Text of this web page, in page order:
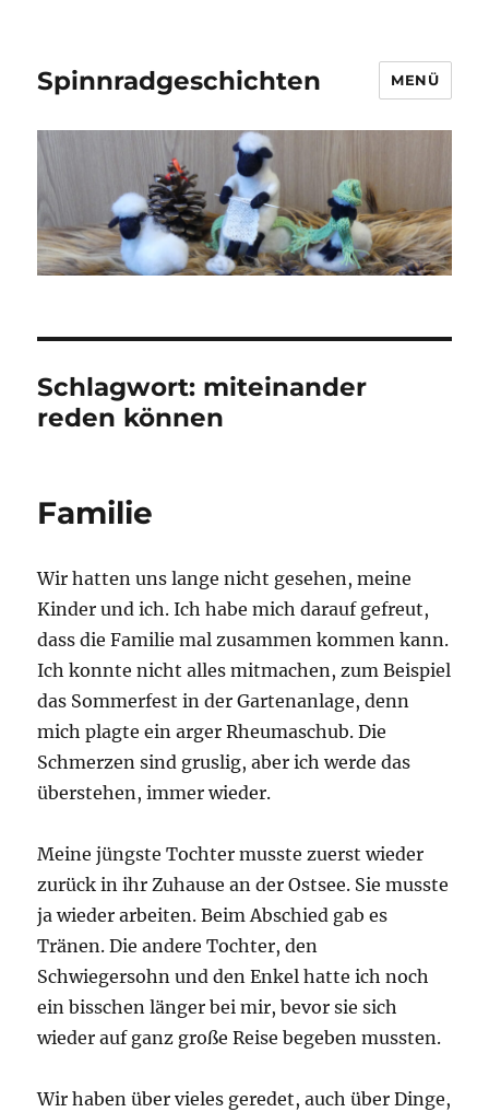
Spinnradgeschichten MENÜ
Schlagwort: miteinander
reden können
Familie
Wir hatten uns lange nicht gesehen, meine
Kinder und ich. Ich habe mich darauf gefreut,
dass die Familie mal zusammen kommen kann.
Ich konnte nicht alles mitmachen, zum Beispiel
das Sommerfest in der Gartenanlage, denn
mich plagte ein arger Rheumaschub. Die
Schmerzen sind gruslig, aber ich werde das
überstehen, immer wieder.
Meine jüngste Tochter musste zuerst wieder
zurück in ihr Zuhause an der Ostsee. Sie musste
ja wieder arbeiten. Beim Abschied gab es
Tränen. Die andere Tochter, den
Schwiegersohn und den Enkel hatte ich noch
ein bisschen länger bei mir, bevor sie sich
wieder auf ganz große Reise begeben mussten.
Wir haben über vieles geredet, auch über Dinge,